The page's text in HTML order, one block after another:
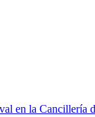
en la Cancillería